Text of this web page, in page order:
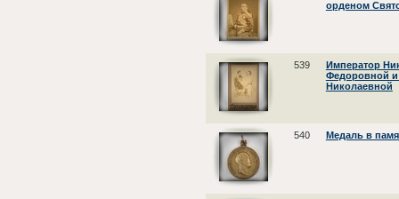
орденом
539
Император
Федоровной
Николаевной
540 Медаль в